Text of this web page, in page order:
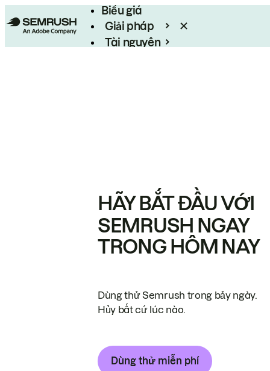
Biểu giá
Giải pháp
Tài nguyên
HÃY BẮT ĐẦU VỚI
SEMRUSH NGAY
TRONG HÔM NAY
Dùng thử Semrush trong bảy ngày.
Hủy bất cứ lúc nào.
Dùng thử miễn phí